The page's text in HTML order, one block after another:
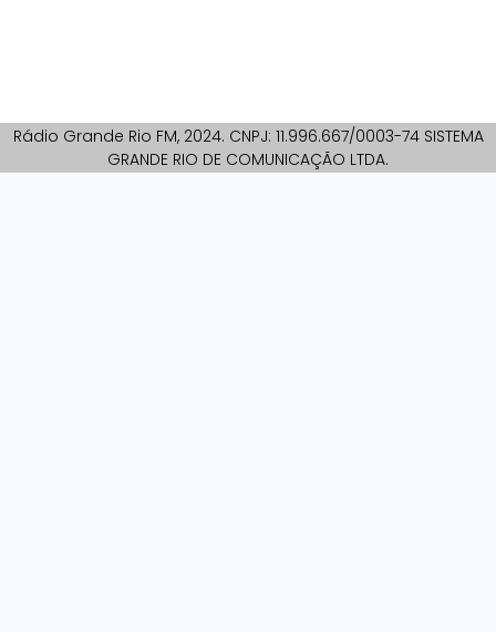
Rádio Grande Rio FM, 2024. CNPJ: 11.996.667/0003-74 SISTEMA
GRANDE RIO DE COMUNICAÇÃO LTDA.